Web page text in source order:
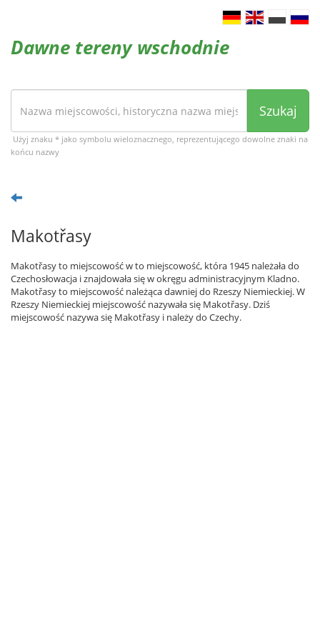
Dawne tereny wschodnie
Szukaj
Użyj znaku * jako symbolu wieloznacznego, reprezentującego dowolne znaki na
końcu nazwy
Makotřasy
Makotřasy to miejscowość w to miejscowość, która 1945 należała do
Czechosłowacja i znajdowała się w okręgu administracyjnym Kladno.
Makotřasy to miejscowość należąca dawniej do Rzeszy Niemieckiej. W
Rzeszy Niemieckiej miejscowość nazywała się Makotřasy. Dziś
miejscowość nazywa się Makotřasy i należy do Czechy.